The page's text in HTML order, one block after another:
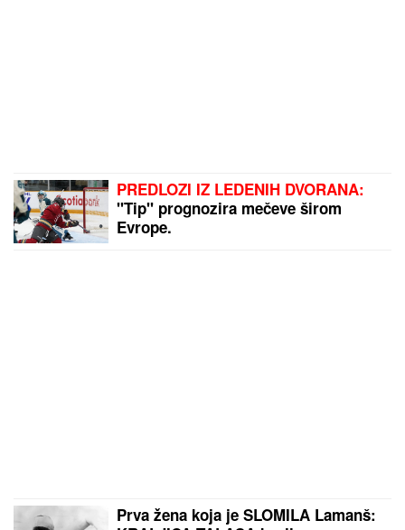
PREDLOZI IZ LEDENIH DVORANA:
"Tip" prognozira mečeve širom
Evrope.
Prva žena koja je SLOMILA Lamanš: